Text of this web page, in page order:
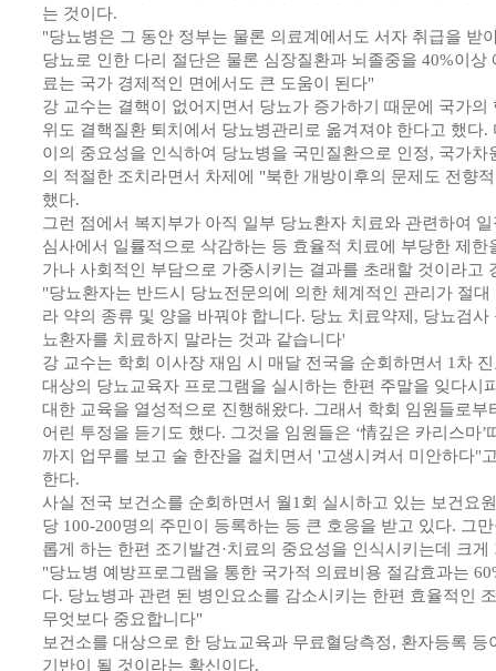
는 것이다.
"당뇨병은 그 동안 정부는 물론 의료계에서도 서자 취급을 받
당뇨로 인한 다리 절단은 물론 심장질환과 뇌졸중을 40%이상
료는 국가 경제적인 면에서도 큰 도움이 된다"
강 교수는 결핵이 없어지면서 당뇨가 증가하기 때문에 국가의
위도 결핵질환 퇴치에서 당뇨병관리로 옮겨져야 한다고 했다.
이의 중요성을 인식하여 당뇨병을 국민질환으로 인정, 국가차
의 적절한 조치라면서 차제에 "북한 개방이후의 문제도 전향
했다.
그런 점에서 복지부가 아직 일부 당뇨환자 치료와 관련하여
심사에서 일률적으로 삭감하는 등 효율적 치료에 부당한 제한
가나 사회적인 부담으로 가중시키는 결과를 초래할 것이라고
"당뇨환자는 반드시 당뇨전문의에 의한 체계적인 관리가 절
라 약의 종류 및 양을 바꿔야 합니다. 당뇨 치료약제, 당뇨검
뇨환자를 치료하지 말라는 것과 같습니다'
강 교수는 학회 이사장 재임 시 매달 전국을 순회하면서 1차
대상의 당뇨교육자 프로그램을 실시하는 한편 주말을 잊다시
대한 교육을 열성적으로 진행해왔다. 그래서 학회 임원들로부
어린 투정을 듣기도 했다. 그것을 임원들은 ‘情깊은 카리스마
까지 업무를 보고 술 한잔을 걸치면서 '고생시켜서 미안하다"
한다.
사실 전국 보건소를 순회하면서 월1회 실시하고 있는 보건요
당 100-200명의 주민이 등록하는 등 큰 호응을 받고 있다. 그
롭게 하는 한편 조기발견·치료의 중요성을 인식시키는데 크게
"당뇨병 예방프로그램을 통한 국가적 의료비용 절감효과는
다. 당뇨병과 관련 된 병인요소를 감소시키는 한편 효율적인
무엇보다 중요합니다"
보건소를 대상으로 한 당뇨교육과 무료혈당측정, 환자등록 등
기반이 될 것이라는 확신이다.